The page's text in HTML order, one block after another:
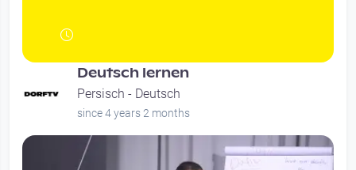
Deutsch lernen
Persisch - Deutsch
since 4 years 2 months